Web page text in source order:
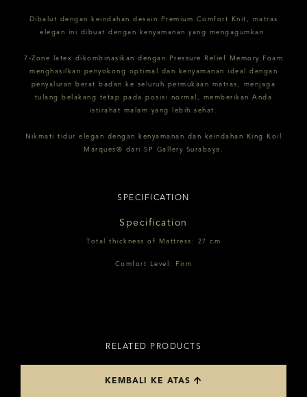
Dibalut dengan keindahan desain Premium Comfort Knit, matras
elegan ini dibuat dengan kenyamanan yang mengagumkan.
7-Zone latex dikombinasikan dengan Pressure Relief Memory Foam
menghasilkan penyokong optimal dan kenyamanan ideal dengan
penyaluran berat badan ke seluruh permukaan matras, menjaga
tulang belakang tetap pada posisi normal, memberikan Anda
istirahat malam yang lebih sehat.
Nikmati tidur elegan dengan kenyamanan dan keindahan King Koil
Marques® dari SP Gallery Surabaya.
SPECIFICATION
Specification
Total thickness of Mattress: 27 cm
Comfort Level: Firm
RELATED PRODUCTS
KEMBALI KE ATAS